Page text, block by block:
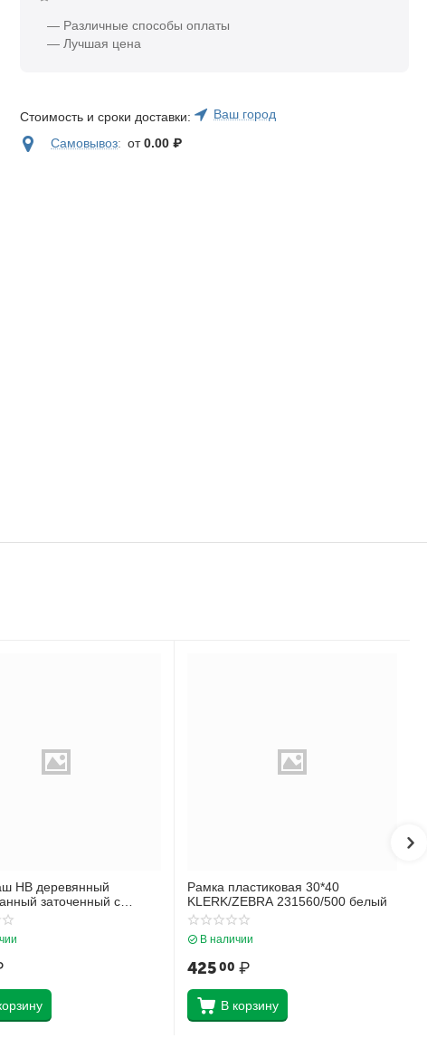
— Различные способы оплаты
— Лучшая цена
Стоимость и сроки доставки:
Ваш город
Самовывоз: от0.00 ₽
НВ деревянный
заточенный с
Erich Krause Черный как
Рамка пластиковая 30*40
KLERK/ZEBRA 231560/500 белый
В наличии
42500 ₽
В корзину